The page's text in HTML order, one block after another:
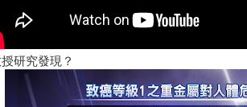
研究發現？